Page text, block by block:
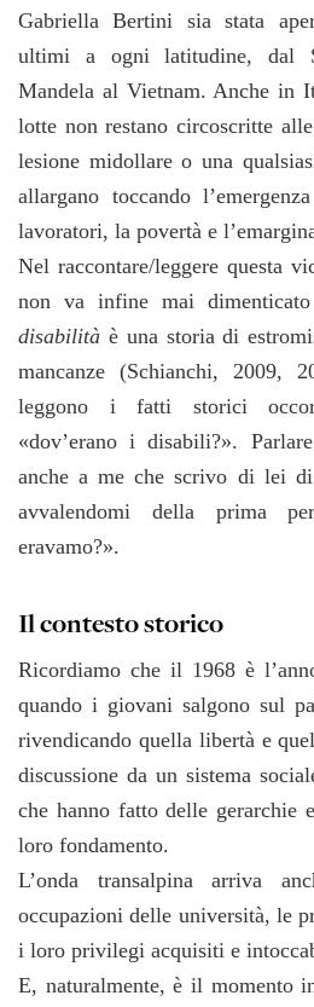
Gabriella Bertini sia stata
ultimi a ogni latitudine, dal
Mandela al Vietnam. Anche in
lotte non restano circoscritte
lesione midollare o una
allargano toccando
lavoratori, la povertà e
Nel raccontare/leggere questa
non va infine mai
disabilità è una storia di
mancanze (Schianchi, 2009,
leggono i fatti storici
«dov’erano i disabili?».
anche a me che scrivo di lei
avvalendomi della prima
eravamo?».
Il contesto storico
Ricordiamo che il 1968 è
quando i giovani salgono sul
rivendicando quella libertà e
discussione da un sistema
che hanno fatto delle gerarchie
loro fondamento.
L’onda transalpina arriva
occupazioni delle università, le
i loro privilegi acquisiti e
E, naturalmente, è il momento